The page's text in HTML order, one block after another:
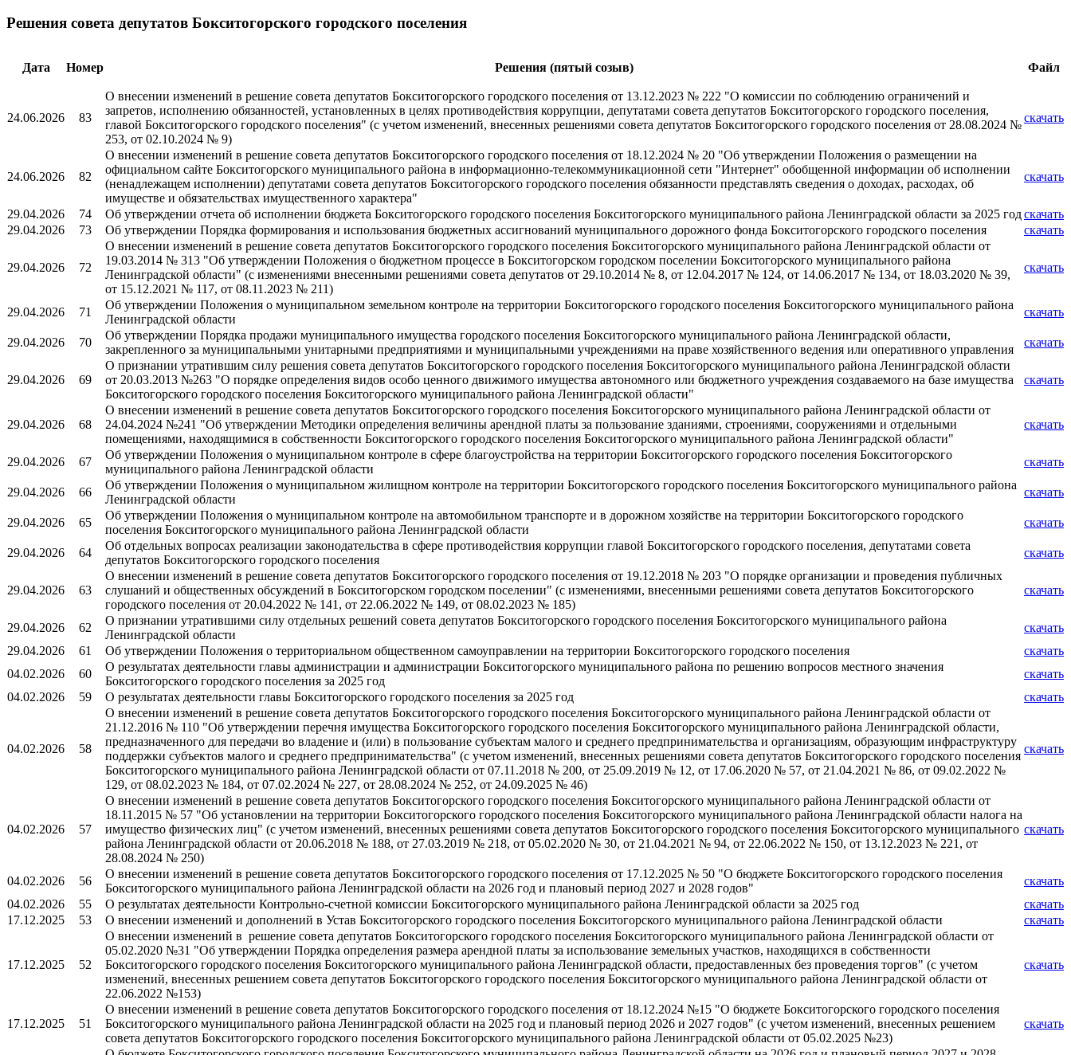
Решения совета депутатов Бокситогорского городского поселения
Дата Номер Решения (пятый созыв) Файл
24.06.2026 83
О внесении изменений в решение совета депутатов Бокситогорского городского поселения от 13.12.2023 № 222 "О комиссии по соблюдению ограничений и
запретов, исполнению обязанностей, установленных в целях противодействия коррупции, депутатами совета депутатов Бокситогорского городского поселения,
главой Бокситогорского городского поселения" (с учетом изменений, внесенных решениями совета депутатов Бокситогорского городского поселения от 28.08.2024 №
253, от 02.10.2024 № 9)
скачать
24.06.2026 82
О внесении изменений в решение совета депутатов Бокситогорского городского поселения от 18.12.2024 № 20 "Об утверждении Положения о размещении на
официальном сайте Бокситогорского муниципального района в информационно-телекоммуникационной сети "Интернет" обобщенной информации об исполнении
(ненадлежащем исполнении) депутатами совета депутатов Бокситогорского городского поселения обязанности представлять сведения о доходах, расходах, об
имуществе и обязательствах имущественного характера"
скачать
29.04.2026 74 Об утверждении отчета об исполнении бюджета Бокситогорского городского поселения Бокситогорского муниципального района Ленинградской области за 2025 годскачать
29.04.2026
73 Об утверждении Порядка формирования и использования бюджетных ассигнований муниципального дорожного фонда Бокситогорского городского поселения скачать
29.04.2026 72
О внесении изменений в решение совета депутатов Бокситогорского городского поселения Бокситогорского муниципального района Ленинградской области от
19.03.2014 № 313 "Об утверждении Положения о бюджетном процессе в Бокситогорском городском поселении Бокситогорского муниципального района
Ленинградской области" (с изменениями внесенными решениями совета депутатов от 29.10.2014 № 8, от 12.04.2017 № 124, от 14.06.2017 № 134, от 18.03.2020 № 39,
от 15.12.2021 № 117, от 08.11.2023 № 211)
скачать
29.04.2026 71
Об утверждении Положения о муниципальном земельном контроле на территории Бокситогорского городского поселения Бокситогорского муниципального района
Ленинградской области
скачать
29.04.2026 70
Об утверждении Порядка продажи муниципального имущества городского поселения Бокситогорского муниципального района Ленинградской области,
закрепленного за муниципальными унитарными предприятиями и муниципальными учреждениями на праве хозяйственного ведения или оперативного управления
скачать
29.04.2026 69
О признании утратившим силу решения совета депутатов Бокситогорского городского поселения Бокситогорского муниципального района Ленинградской области
от 20.03.2013 №263 "О порядке определения видов особо ценного движимого имущества автономного или бюджетного учреждения создаваемого на базе имущества
Бокситогорского городского поселения Бокситогорского муниципального района Ленинградской области"
скачать
29.04.2026 68
О внесении изменений в решение совета депутатов Бокситогорского городского поселения Бокситогорского муниципального района Ленинградской области от
24.04.2024 №241 "Об утверждении Методики определения величины арендной платы за пользование зданиями, строениями, сооружениями и отдельными
помещениями, находящимися в собственности Бокситогорского городского поселения Бокситогорского муниципального района Ленинградской области"
скачать
29.04.2026 67
Об утверждении Положения о муниципальном контроле в сфере благоустройства на территории Бокситогорского городского поселения Бокситогорского
муниципального района Ленинградской области
скачать
29.04.2026 66
Об утверждении Положения о муниципальном жилищном контроле на территории Бокситогорского городского поселения Бокситогорского муниципального района
Ленинградской области
скачать
29.04.2026 65
Об утверждении Положения о муниципальном контроле на автомобильном транспорте и в дорожном хозяйстве на территории Бокситогорского городского
поселения Бокситогорского муниципального района Ленинградской области
скачать
29.04.2026 64
Об отдельных вопросах реализации законодательства в сфере противодействия коррупции главой Бокситогорского городского поселения, депутатами совета
депутатов Бокситогорского городского поселения
скачать
29.04.2026 63
О внесении изменений в решение совета депутатов Бокситогорского городского поселения от 19.12.2018 № 203 "О порядке организации и проведения публичных
слушаний и общественных обсуждений в Бокситогорском городском поселении" (с изменениями, внесенными решениями совета депутатов Бокситогорского
городского поселения от 20.04.2022 № 141, от 22.06.2022 № 149, от 08.02.2023 № 185)
скачать
29.04.2026 62
О признании утратившими силу отдельных решений совета депутатов Бокситогорского городского поселения Бокситогорского муниципального района
Ленинградской области
скачать
29.04.2026
61 Об утверждении Положения о территориальном общественном самоуправлении на территории Бокситогорского городского поселения
скачать
04.02.2026
60
О результатах деятельности главы администрации и администрации Бокситогорского муниципального района по решению вопросов местного значения
Бокситогорского городского поселения за 2025 год
скачать
04.02.2026
59 О результатах деятельности главы Бокситогорского городского поселения за 2025 год скачать
04.02.2026 58
О внесении изменений в решение совета депутатов Бокситогорского городского поселения Бокситогорского муниципального района Ленинградской области от
21.12.2016 № 110 "Об утверждении перечня имущества Бокситогорского городского поселения Бокситогорского муниципального района Ленинградской области,
предназначенного для передачи во владение и (или) в пользование субъектам малого и среднего предпринимательства и организациям, образующим инфраструктуру
поддержки субъектов малого и среднего предпринимательства" (с учетом изменений, внесенных решениями совета депутатов Бокситогорского городского поселения
Бокситогорского муниципального района Ленинградской области от 07.11.2018 № 200, от 25.09.2019 № 12, от 17.06.2020 № 57, от 21.04.2021 № 86, от 09.02.2022 №
129, от 08.02.2023 № 184, от 07.02.2024 № 227, от 28.08.2024 № 252, от 24.09.2025 № 46)
скачать
04.02.2026 57
О внесении изменений в решение совета депутатов Бокситогорского городского поселения Бокситогорского муниципального района Ленинградской области от
18.11.2015 № 57 "Об установлении на территории Бокситогорского городского поселения Бокситогорского муниципального района Ленинградской области налога на
имущество физических лиц" (с учетом изменений, внесенных решениями совета депутатов Бокситогорского городского поселения Бокситогорского муниципального
района Ленинградской области от 20.06.2018 № 188, от 27.03.2019 № 218, от 05.02.2020 № 30, от 21.04.2021 № 94, от 22.06.2022 № 150, от 13.12.2023 № 221, от
28.08.2024 № 250)
скачать
04.02.2026 56
О внесении изменений в решение совета депутатов Бокситогорского городского поселения от 17.12.2025 № 50 "О бюджете Бокситогорского городского поселения
Бокситогорского муниципального района Ленинградской области на 2026 год и плановый период 2027 и 2028 годов"
скачать
04.02.2026
55 О результатах деятельности Контрольно-счетной комиссии Бокситогорского муниципального района Ленинградской области за 2025 год
скачать
17.12.2025
53 О внесении изменений и дополнений в Устав Бокситогорского городского поселения Бокситогорского муниципального района Ленинградской области скачать
17.12.2025 52
О внесении изменений в решение совета депутатов Бокситогорского городского поселения Бокситогорского муниципального района Ленинградской области от
05.02.2020 №31 "Об утверждении Порядка определения размера арендной платы за использование земельных участков, находящихся в собственности
Бокситогорского городского поселения Бокситогорского муниципального района Ленинградской области, предоставленных без проведения торгов" (с учетом
изменений, внесенных решением совета депутатов Бокситогорского городского поселения Бокситогорского муниципального района Ленинградской области от
22.06.2022 №153)
скачать
17.12.2025 51
О внесении изменений в решение совета депутатов Бокситогорского городского поселения от 18.12.2024 №15 "О бюджете Бокситогорского городского поселения
Бокситогорского муниципального района Ленинградской области на 2025 год и плановый период 2026 и 2027 годов" (с учетом изменений, внесенных решением
совета депутатов Бокситогорского городского поселения Бокситогорского муниципального района Ленинградской области от 05.02.2025 №23)
скачать